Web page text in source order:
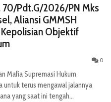
70/Pdt.G/2026/PN Mks
Aliansi GMMSH
Objektif
0
Mafia Supremasi Hukum
untuk terus mengawal jalannya
yang saat ini tengah...